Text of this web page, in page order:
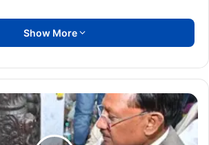
मंच पर भगवान राजीव लोचन की प्रतिमा पर पुष्प
लोचन, कुलेश्वर महादेव, राजिम दाई, छत्तीसगढ़
मुख्यमंत्री ने कहा कि महानदी, पैरी और सोंढूर
यह पावन भूमि सदियों से तप, त्याग और साधना की
Show More